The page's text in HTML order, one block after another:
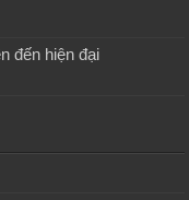
đến hiện đại